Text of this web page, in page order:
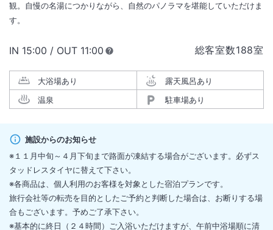
観。自慢の名湯につかりながら、自然のパノラマを堪能していただけま
す。
総客室数188室
IN チェックイン
15:00 / OUT チェックアウト
11:00
大浴場あり
露天風呂あり
温泉
駐車場あり
施設からのお知らせ
※１１月中旬～４月下旬まで路面が凍結する場合がございます。必ずス
タッドレスタイヤに替えて下さい。
※各商品は、個人利用のお客様を対象とした宿泊プランです。
旅行会社等の転売を目的としたご予約と判断した場合は、お断りする場
合もございます。予めご了承下さい。
※基本的に終日（２４時間）ご入浴いただけますが、午前中浴場順に清